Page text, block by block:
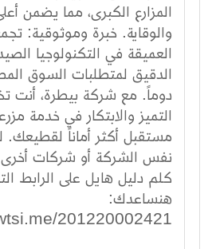
المزارع الكبرى، مما يضمن
والوقاية. خبرة وموثوقية:
العميقة في التكنولوجيا
الدقيق لمتطلبات السوق
دوماً. مع شركة بيطرة، أنت
التميز والابتكار في خدمة
مستقبل أكثر أماناً لقطيعك.
نفس الشركة أو شركات
كلم دليل هايل على الرابط
هنساعدك:
201220002421